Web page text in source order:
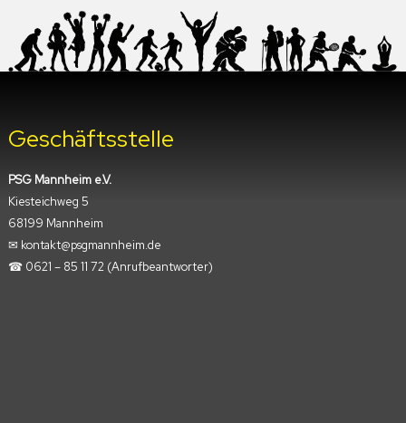
Geschäftsstelle
PSG Mannheim e.V.
Kiesteichweg 5
68199 Mannheim
✉︎ kontakt@psgmannheim.de
☎︎ 0621 – 85 11 72(Anrufbeantworter)